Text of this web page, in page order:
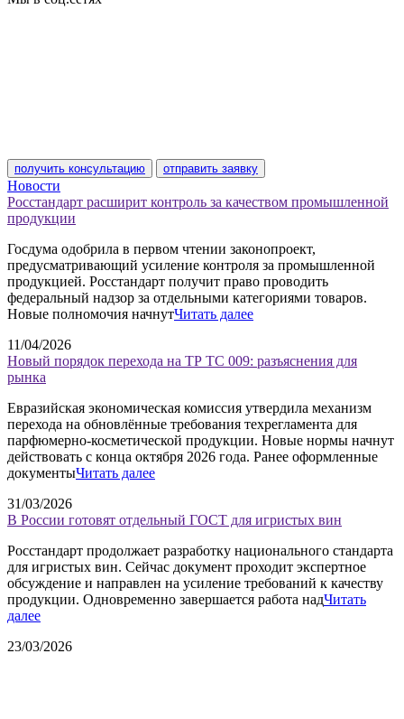
получить консультацию отправить заявку
Новости
Росстандарт расширит контроль за качеством промышленной
продукции
Госдума одобрила в первом чтении законопроект,
предусматривающий усиление контроля за промышленной
продукцией. Росстандарт получит право проводить
федеральный надзор за отдельными категориями товаров.
Новые полномочия начнутЧитать далее
11/04/2026
Новый порядок перехода на ТР ТС 009: разъяснения для
рынка
Евразийская экономическая комиссия утвердила механизм
перехода на обновлённые требования техрегламента для
парфюмерно-косметической продукции. Новые нормы начнут
действовать с конца октября 2026 года. Ранее оформленные
документыЧитать далее
31/03/2026
В России готовят отдельный ГОСТ для игристых вин
Росстандарт продолжает разработку национального стандарта
для игристых вин. Сейчас документ проходит экспертное
обсуждение и направлен на усиление требований к качеству
продукции. Одновременно завершается работа надЧитать
далее
23/03/2026